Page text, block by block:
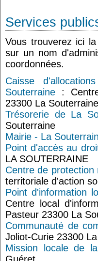
Services
Vous trouverez ici
sur un nom
coordonnées.
Caisse
Souterraine :
23300 La Souterraine
Trésorerie de La
Souterraine
Mairie - La
Point d'accès au
LA SOUTERRAINE
Centre de
territoriale d'action
Point d'information
Centre local
Pasteur 23300 La
Communauté de
Joliot-Curie 23300
Mission locale de